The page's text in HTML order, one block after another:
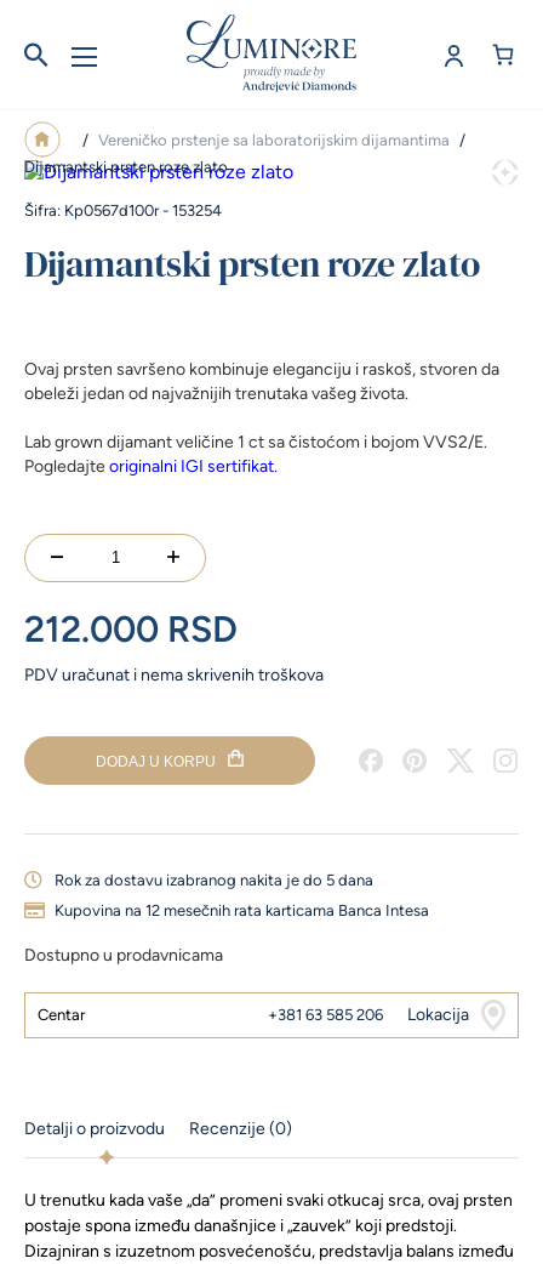
/ Vereničko prstenje sa laboratorijskim dijamantima
/
Dijamantski prsten roze zlato
Šifra: Kp0567d100r - 153254
Dijamantski prsten roze zlato
Ovaj prsten savršeno kombinuje eleganciju i raskoš, stvoren da
obeleži jedan od najvažnijih trenutaka vašeg života.
Lab grown dijamant veličine 1 ct sa čistoćom i bojom VVS2/E.
Pogledajteoriginalni IGI sertifikat.
Dijamantski
prsten
roze
zlato
PDV uračunat i nema skrivenih troškova
DODAJ U KORPU
Rok za dostavu izabranog nakita je do 5 dana
Kupovina na 12 mesečnih rata karticama Banca Intesa
Dostupno u prodavnicama
Centar +381 63 585 206 Lokacija
212.000 RSD
Detalji o proizvodu Recenzije (0)
U trenutku kada vaše „da” promeni svaki otkucaj srca, ovaj prsten
postaje spona između današnjice i „zauvek” koji predstoji.
Dizajniran s izuzetnom posvećenošću, predstavlja balans između